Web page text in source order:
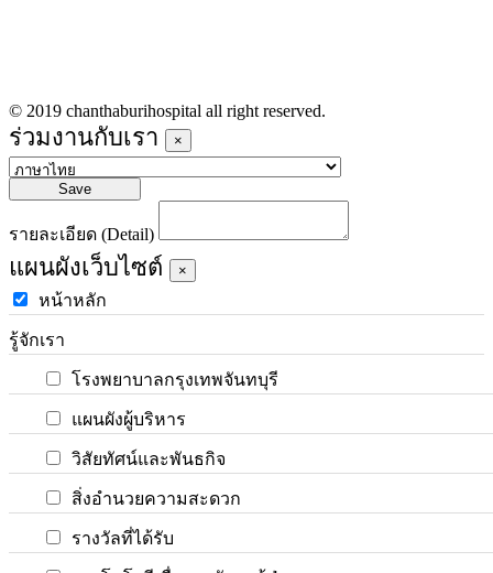
© 2019 chanthaburihospital all right reserved.
ร่วมงานกับเรา ×
Save
รายละเอียด (Detail)
แผนผังเว็บไซต์ ×
หน้าหลัก
รู้จักเรา
โรงพยาบาลกรุงเทพจันทบุรี
แผนผังผู้บริหาร
วิสัยทัศน์และพันธกิจ
สิ่งอำนวยความสะดวก
รางวัลที่ได้รับ